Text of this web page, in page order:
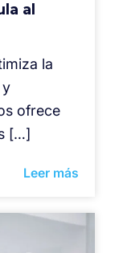
al
la
y
ofrece
[…]
Leer más